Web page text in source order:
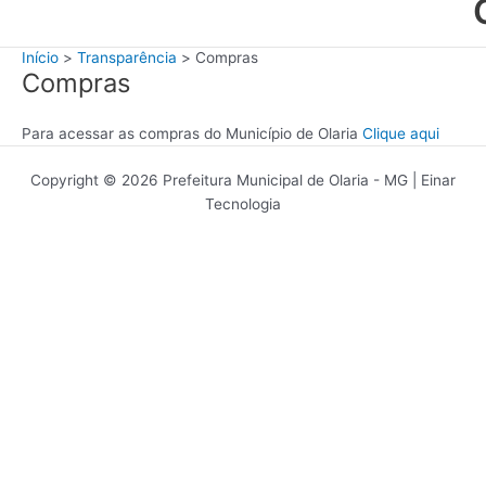
Início Transparência Compras
Compras
Para acessar as compras do Município de Olaria Clique aqui
Copyright © 2026 Prefeitura Municipal de Olaria - MG | Einar
Tecnologia